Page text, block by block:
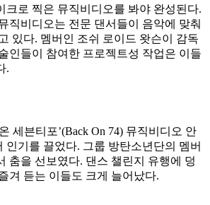
크로 찍은 뮤직비디오를 봐야 완성된다.
직비디오는 전문 댄서들이 음악에 맞춰
있다. 멤버인 조쉬 로이드 왓슨이 감독
인들이 참여한 프로젝트성 작업은 이들
.
세븐티포’(Back On 74) 뮤직비디오 안
인기를 끌었다. 그룹 방탄소년단의 멤버
춤을 선보였다. 댄스 챌린지 유행에 덩
겨 듣는 이들도 크게 늘어났다.